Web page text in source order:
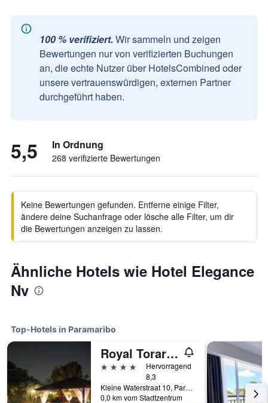
100 % verifiziert. Wir sammeln und zeigen
Bewertungen nur von verifizierten Buchungen
an, die echte Nutzer über HotelsCombined oder
unsere vertrauenswürdigen, externen Partner
durchgeführt haben.
5,5 In Ordnung
268 verifizierte Bewertungen
Keine Bewertungen gefunden. Entferne einige Filter,
ändere deine Suchanfrage oder lösche alle Filter, um dir
die Bewertungen anzeigen zu lassen.
Ähnliche Hotels wie Hotel Elegance
Nv
Top-Hotels in Paramaribo
Royal Torarica Hotel
4 Sterne
Hervorragend
8,3
Kleine Waterstraat 10, Paramaribo, Surinam
0,0 km vom Stadtzentrum